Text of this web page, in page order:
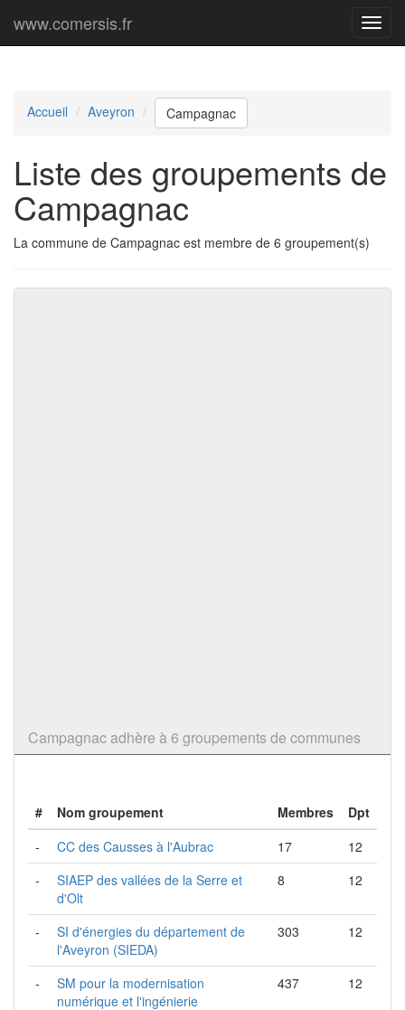
Menu
www.comersis.fr
Accueil Aveyron Campagnac
Liste des groupements de
Campagnac
La commune de Campagnac est membre de 6 groupement(s)
Campagnac adhère à 6 groupements de communes
# Nom groupement Membres
Dpt
-
CC des Causses à l'Aubrac 17
12
-
SIAEP des vallées de la Serre et
d'Olt
8 12
-
SI d'énergies du département de
l'Aveyron (SIEDA)
303 12
-
SM pour la modernisation
numérique et l'ingénierie
437 12